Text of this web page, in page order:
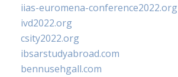
iias-euromena-conference2022.org
ivd2022.org
csity2022.org
ibsarstudyabroad.com
bennusehgall.com